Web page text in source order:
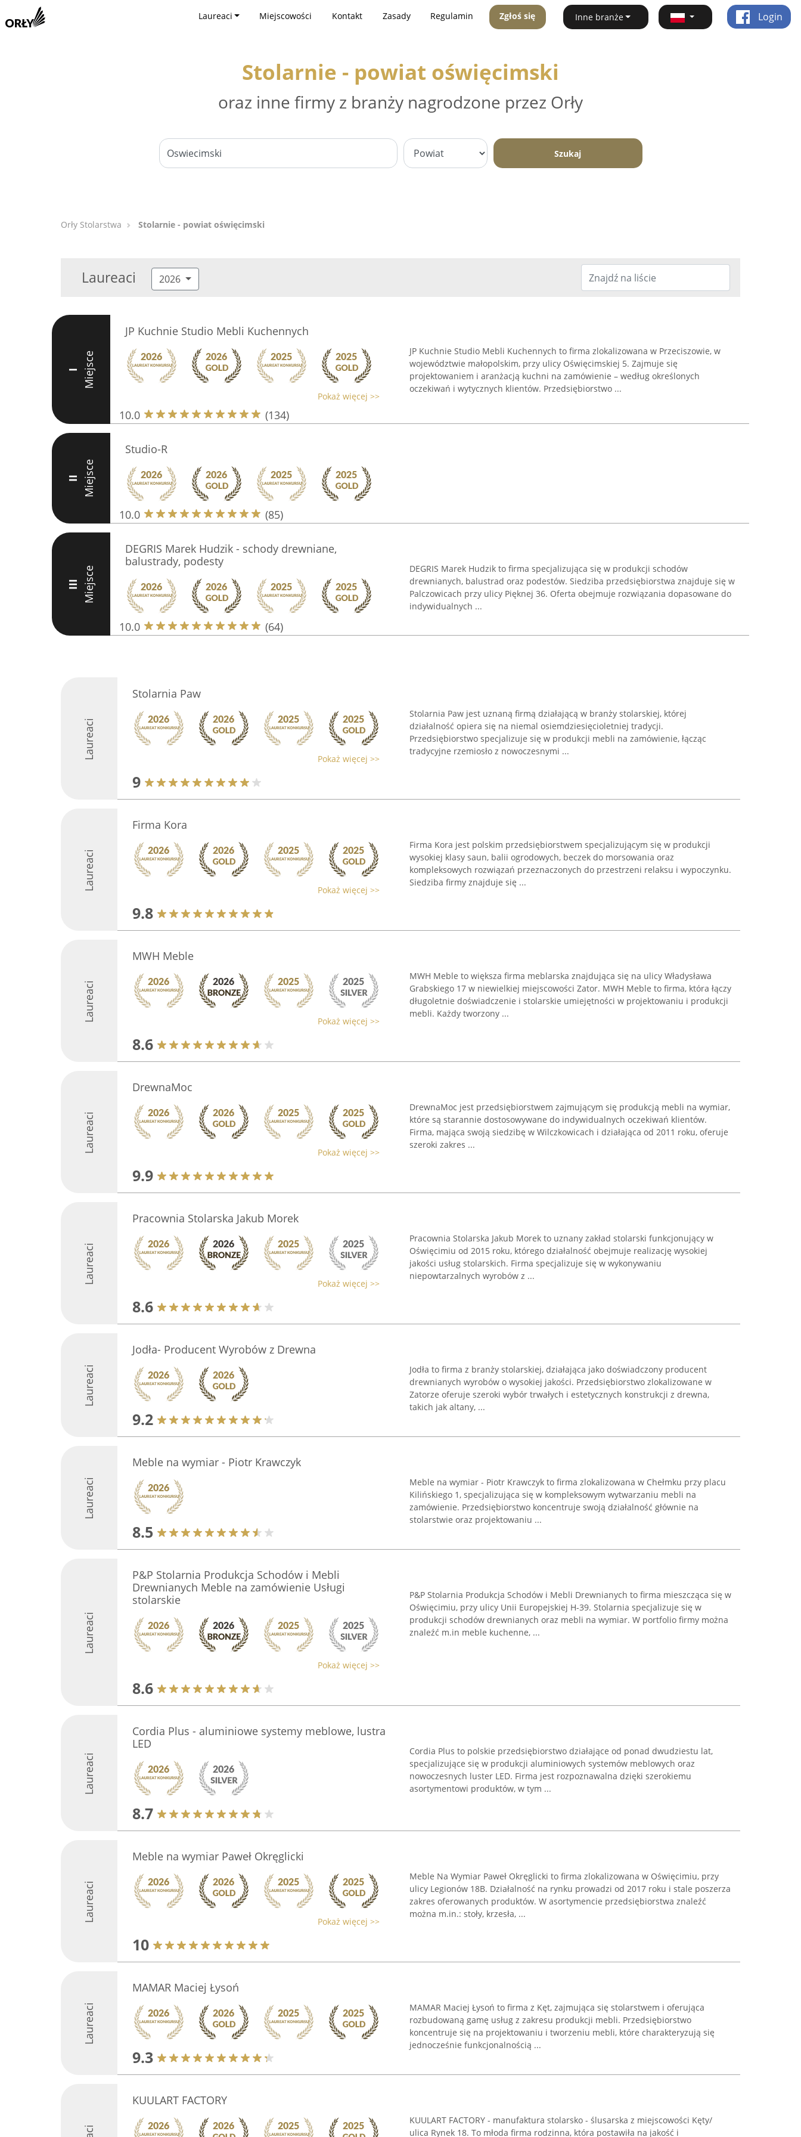
Laureaci Miejscowości Kontakt Zasady Regulamin Zgłoś się Inne branże Login
Stolarnie - powiat oświęcimski
oraz inne firmy z branży nagrodzone przez Orły
Szukaj
Orły Stolarstwa Stolarnie - powiat oświęcimski
Laureaci 2026
I Miejsce
JP Kuchnie Studio Mebli Kuchennych
Pokaż więcej >>
10.0 (134)
JP Kuchnie Studio Mebli Kuchennych to firma zlokalizowana w Przeciszowie, w
województwie małopolskim, przy ulicy Oświęcimskiej 5. Zajmuje się
projektowaniem i aranżacją kuchni na zamówienie – według określonych
oczekiwań i wytycznych klientów. Przedsiębiorstwo ...
II Miejsce
Studio-R
10.0 (85)
III Miejsce
DEGRIS Marek Hudzik - schody drewniane,
balustrady, podesty
10.0 (64)
DEGRIS Marek Hudzik to firma specjalizująca się w produkcji schodów
drewnianych, balustrad oraz podestów. Siedziba przedsiębiorstwa znajduje się w
Palczowicach przy ulicy Pięknej 36. Oferta obejmuje rozwiązania dopasowane do
indywidualnych ...
Laureaci
Stolarnia Paw
Pokaż więcej >>
9
Stolarnia Paw jest uznaną firmą działającą w branży stolarskiej, której
działalność opiera się na niemal osiemdziesięcioletniej tradycji.
Przedsiębiorstwo specjalizuje się w produkcji mebli na zamówienie, łącząc
tradycyjne rzemiosło z nowoczesnymi ...
Laureaci
Firma Kora
Pokaż więcej >>
9.8
Firma Kora jest polskim przedsiębiorstwem specjalizującym się w produkcji
wysokiej klasy saun, balii ogrodowych, beczek do morsowania oraz
kompleksowych rozwiązań przeznaczonych do przestrzeni relaksu i wypoczynku.
Siedziba firmy znajduje się ...
Laureaci
MWH Meble
Pokaż więcej >>
8.6
MWH Meble to większa firma meblarska znajdująca się na ulicy Władysława
Grabskiego 17 w niewielkiej miejscowości Zator. MWH Meble to firma, która łączy
długoletnie doświadczenie i stolarskie umiejętności w projektowaniu i produkcji
mebli. Każdy tworzony ...
Laureaci
DrewnaMoc
Pokaż więcej >>
9.9
DrewnaMoc jest przedsiębiorstwem zajmującym się produkcją mebli na wymiar,
które są starannie dostosowywane do indywidualnych oczekiwań klientów.
Firma, mająca swoją siedzibę w Wilczkowicach i działająca od 2011 roku, oferuje
szeroki zakres ...
Laureaci
Pracownia Stolarska Jakub Morek
Pokaż więcej >>
8.6
Pracownia Stolarska Jakub Morek to uznany zakład stolarski funkcjonujący w
Oświęcimiu od 2015 roku, którego działalność obejmuje realizację wysokiej
jakości usług stolarskich. Firma specjalizuje się w wykonywaniu
niepowtarzalnych wyrobów z ...
Laureaci
Jodła- Producent Wyrobów z Drewna
9.2
Jodła to firma z branży stolarskiej, działająca jako doświadczony producent
drewnianych wyrobów o wysokiej jakości. Przedsiębiorstwo zlokalizowane w
Zatorze oferuje szeroki wybór trwałych i estetycznych konstrukcji z drewna,
takich jak altany, ...
Laureaci
Meble na wymiar - Piotr Krawczyk
8.5
Meble na wymiar - Piotr Krawczyk to firma zlokalizowana w Chełmku przy placu
Kilińskiego 1, specjalizująca się w kompleksowym wytwarzaniu mebli na
zamówienie. Przedsiębiorstwo koncentruje swoją działalność głównie na
stolarstwie oraz projektowaniu ...
Laureaci
P&P Stolarnia Produkcja Schodów i Mebli
Drewnianych Meble na zamówienie Usługi
stolarskie
Pokaż więcej >>
8.6
P&P Stolarnia Produkcja Schodów i Mebli Drewnianych to firma mieszcząca się w
Oświęcimiu, przy ulicy Unii Europejskiej H-39. Stolarnia specjalizuje się w
produkcji schodów drewnianych oraz mebli na wymiar. W portfolio firmy można
znaleźć m.in meble kuchenne, ...
Laureaci
Cordia Plus - aluminiowe systemy meblowe, lustra
LED
8.7
Cordia Plus to polskie przedsiębiorstwo działające od ponad dwudziestu lat,
specjalizujące się w produkcji aluminiowych systemów meblowych oraz
nowoczesnych luster LED. Firma jest rozpoznawalna dzięki szerokiemu
asortymentowi produktów, w tym ...
Laureaci
Meble na wymiar Paweł Okręglicki
Pokaż więcej >>
10
Meble Na Wymiar Paweł Okręglicki to firma zlokalizowana w Oświęcimiu, przy
ulicy Legionów 18B. Działalność na rynku prowadzi od 2017 roku i stale poszerza
zakres oferowanych produktów. W asortymencie przedsiębiorstwa znaleźć
można m.in.: stoły, krzesła, ...
Laureaci
MAMAR Maciej Łysoń
9.3
MAMAR Maciej Łysoń to firma z Kęt, zajmująca się stolarstwem i oferująca
rozbudowaną gamę usług z zakresu produkcji mebli. Przedsiębiorstwo
koncentruje się na projektowaniu i tworzeniu mebli, które charakteryzują się
jednocześnie funkcjonalnością ...
KUULART FACTORY
KUULART FACTORY - manufaktura stolarsko - ślusarska z miejscowości Kęty/
ulica Rynek 18. To młoda firma rodzinna, która postawiła na jakość i